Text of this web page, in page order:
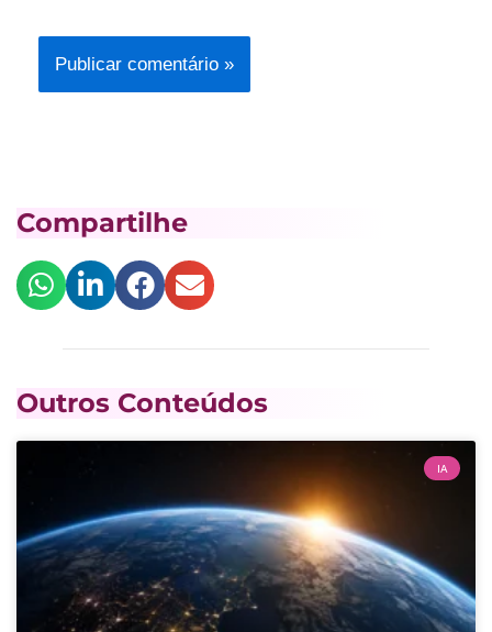
Compartilhe
Outros Conteúdos
IA